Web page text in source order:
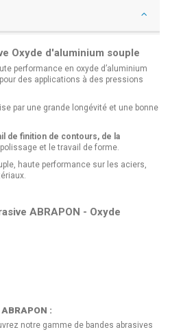
Oxyde d'aluminium souple
performance en oxyde d’aluminium
des applications à des pressions
par une grande longévité et une bonne
de finition de contours, de la
et le travail de forme.
haute performance sur les aciers,
ABRAPON - Oxyde
:
notre gamme de bandes abrasives